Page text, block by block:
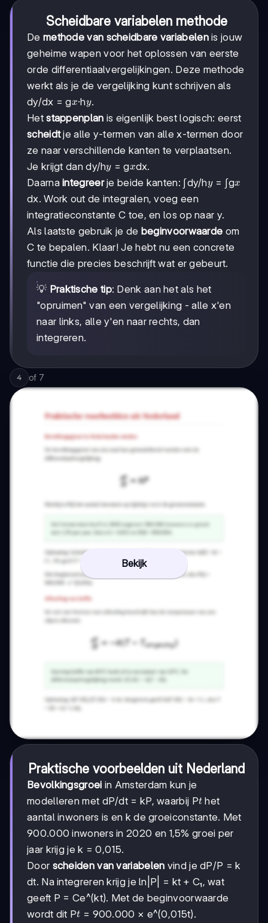
Scheidbare variabelen methode
De methode van scheidbare variabelenis jouw
geheime wapen voor het oplossen van eerste
orde differentiaalvergelijkingen. Deze methode
werkt als je de vergelijking kunt schrijven als
dy/dx = gx
x·hy
y.
Hetstappenplan is eigenlijk best logisch: eerst
scheidtje alle y-termen van alle x-termen door
ze naar verschillende kanten te verplaatsen.
Je krijgt dan dy/hy
y = gx
xdx.
Daarnaintegreerje beide kanten: ∫dy/hy
y= ∫gx
x
dx. Work out de integralen, voeg een
integratieconstante C toe, en los op naar y.
Als laatste gebruik je de beginvoorwaarde om
C te bepalen. Klaar! Je hebt nu een concrete
functie die precies beschrijft wat er gebeurt.
💡 Praktische tip: Denk aan het als het
"opruimen" van een vergelijking - alle x'en
naar links, alle y'en naar rechts, dan
integreren.
4 of 7
Bekijk
Praktische voorbeelden uit Nederland
Bevolkingsgroei in Amsterdam kun je
modelleren met dP/dt = kP, waarbij Pt
t het
aantal inwoners is en k de groeiconstante. Met
900.000 inwoners in 2020 en 1,5% groei per
jaar krijg je k = 0,015.
Door scheiden van variabelen vind je dP/P = k
dt. Na integreren krijg je ln|P| = kt + C₁, wat
geeft P = Ce^(kt). Met de beginvoorwaarde
wordt dit Pt
t = 900.000 × e^(0,015t).